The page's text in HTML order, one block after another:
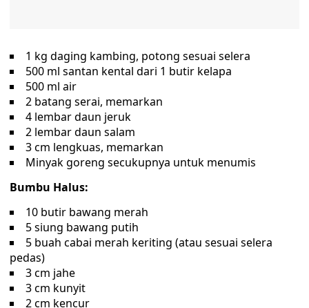
1 kg daging kambing, potong sesuai selera
500 ml santan kental dari 1 butir kelapa
500 ml air
2 batang serai, memarkan
4 lembar daun jeruk
2 lembar daun salam
3 cm lengkuas, memarkan
Minyak goreng secukupnya untuk menumis
Bumbu Halus:
10 butir bawang merah
5 siung bawang putih
5 buah cabai merah keriting (atau sesuai selera
pedas)
3 cm jahe
3 cm kunyit
2 cm kencur